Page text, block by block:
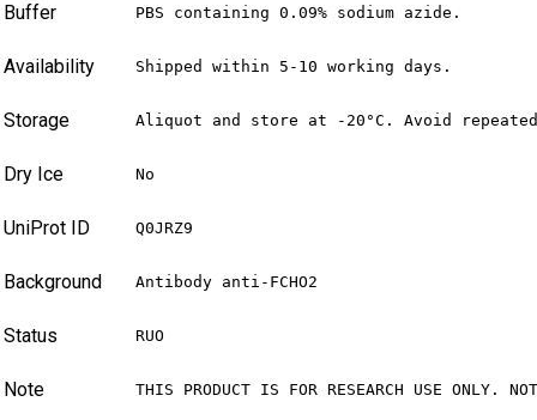
Buffer PBS containing 0.09% sodium azide.
Availability Shipped within 5-10 working days.
Storage Aliquot and store at -20°C. Avoid
Dry Ice No
UniProt ID Q0JRZ9
Background Antibody anti-FCHO2
Status RUO
Note THIS PRODUCT IS FOR RESEARCH USE ONLY.